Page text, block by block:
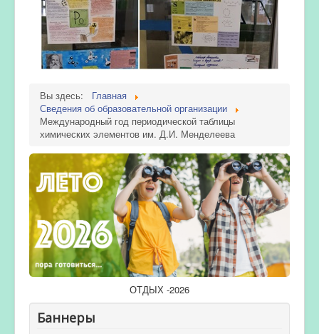
Вы здесь:
Главная
Сведения об образовательной организации
Международный год периодической таблицы
химических элементов им. Д.И. Менделеева
ОТДЫХ -2026
Баннеры